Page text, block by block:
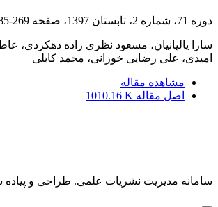
دوره 71، شماره 2، تابستان 1397، صفحه 269-285
سارا یالپانیان، مسعود نظری زاده دهکردی،
امیدی، علی رضایی خوزانی، محمد کابلی
مشاهده مقاله
اصل مقاله 1010.16 K
سامانه مدیریت نشریات علمی. طراحی و پیاده